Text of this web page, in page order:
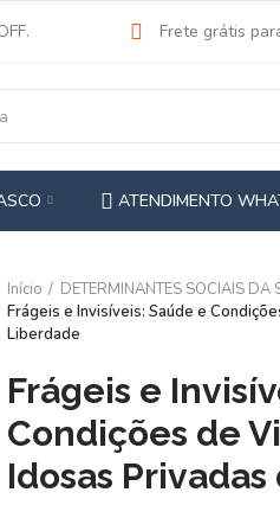
Frete grátis
ATENDIMENTO
Início DETERMINANTES SOCIAIS DA
Frágeis e Invisíveis: Saúde e
Liberdade
Frágeis e
Condições de
Idosas